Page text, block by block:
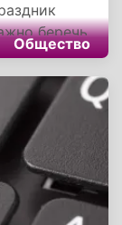
беречь
общие
в
свой
Общество